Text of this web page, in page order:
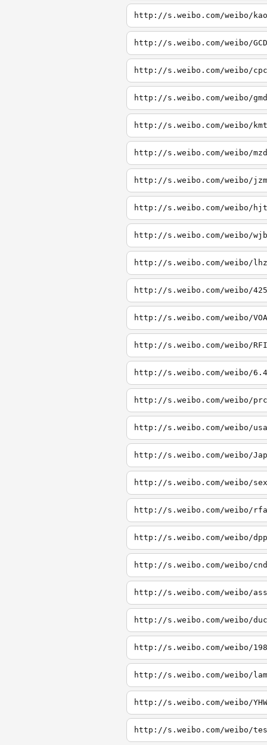
http://s.weibo.com/weibo/kao
http://s.weibo.com/weibo/GCD
http://s.weibo.com/weibo/cpc
http://s.weibo.com/weibo/gmd
http://s.weibo.com/weibo/kmt
http://s.weibo.com/weibo/mzd
http://s.weibo.com/weibo/jzm
http://s.weibo.com/weibo/hjt
http://s.weibo.com/weibo/wjb
http://s.weibo.com/weibo/lhz
http://s.weibo.com/weibo/425
http://s.weibo.com/weibo/VOA
http://s.weibo.com/weibo/RFI
http://s.weibo.com/weibo/6.4
http://s.weibo.com/weibo/prc
http://s.weibo.com/weibo/usa
http://s.weibo.com/weibo/Jap
http://s.weibo.com/weibo/sex
http://s.weibo.com/weibo/rfa
http://s.weibo.com/weibo/dpp
http://s.weibo.com/weibo/cnd
http://s.weibo.com/weibo/ass
http://s.weibo.com/weibo/
http://s.weibo.com/weibo/
http://s.weibo.com/weibo/
http://s.weibo.com/weibo/
http://s.weibo.com/weibo/